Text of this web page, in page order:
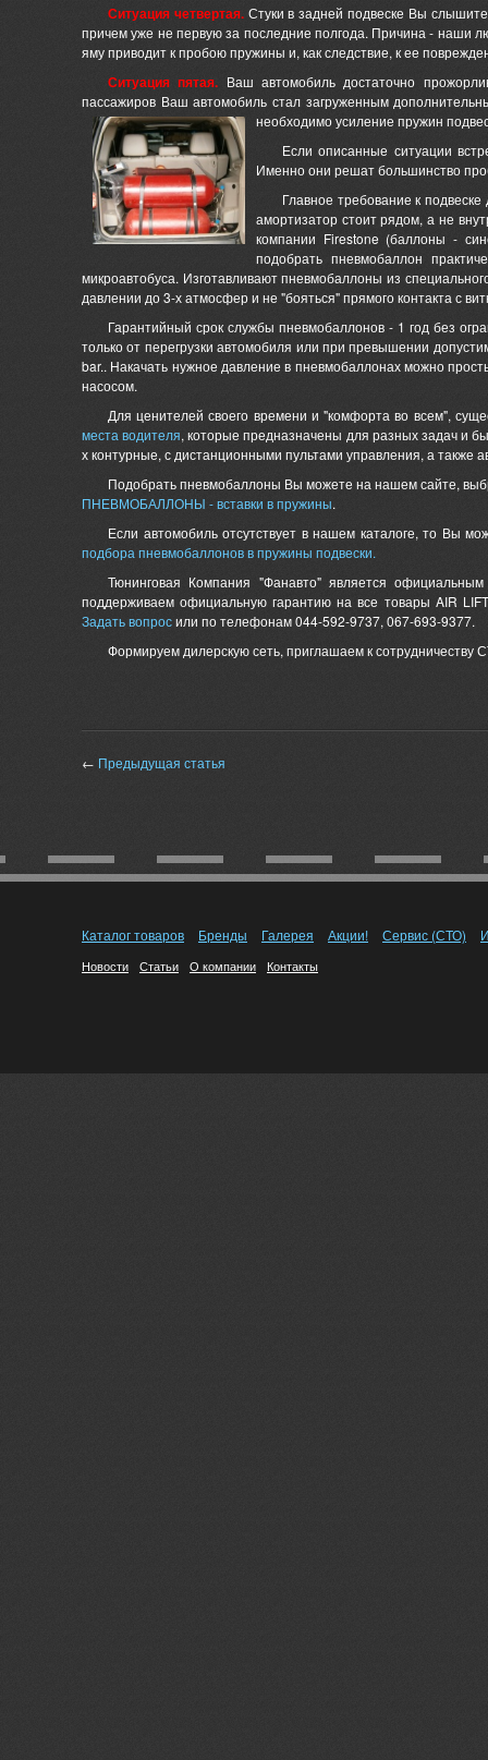
Ситуация четвертая.Стуки в задней подвеске Вы
причем уже не первую за последние полгода. Причина - наши
яму приводит к пробою пружины и, как следствие, к ее
Ситуация пятая. Ваш автомобиль достаточно
пассажиров Ваш автомобиль стал загруженным
необходимо усиление пружин
Если описанные ситуации
Именно они решат большинство
Главное требование к
амортизатор стоит рядом, а не
компании Firestone (баллоны -
подобрать пневмобаллон
микроавтобуса. Изготавливают пневмобаллоны из
давлении до 3-х атмосфер и не "бояться" прямого контакта с
Гарантийный срок службы пневмобаллонов - 1 год без
только от перегрузки автомобиля или при превышении
bar.. Накачать нужное давление в пневмобаллонах можно
насосом.
Для ценителей своего времени и "комфорта во всем",
места водителя, которые предназначены для разных задач и
х контурные, с дистанционными пультами управления, а также
Подобрать пневмобаллоны Вы можете на нашем сайте,
ПНЕВМОБАЛЛОНЫ - вставки в пружины.
Если автомобиль отсутствует в нашем каталоге, то Вы
подбора пневмобаллонов в пружины подвески.
Тюнинговая Компания "Фанавто" является
поддерживаем официальную гарантию на все товары AIR
Задать вопросили по телефонам 044-592-9737, 067-693-9377.
Формируем дилерскую сеть, приглашаем к сотрудничеству
← Предыдущая статья
Каталог товаров Бренды Галерея Акции! Сервис (СТО)
Новости Статьи О компании Контакты